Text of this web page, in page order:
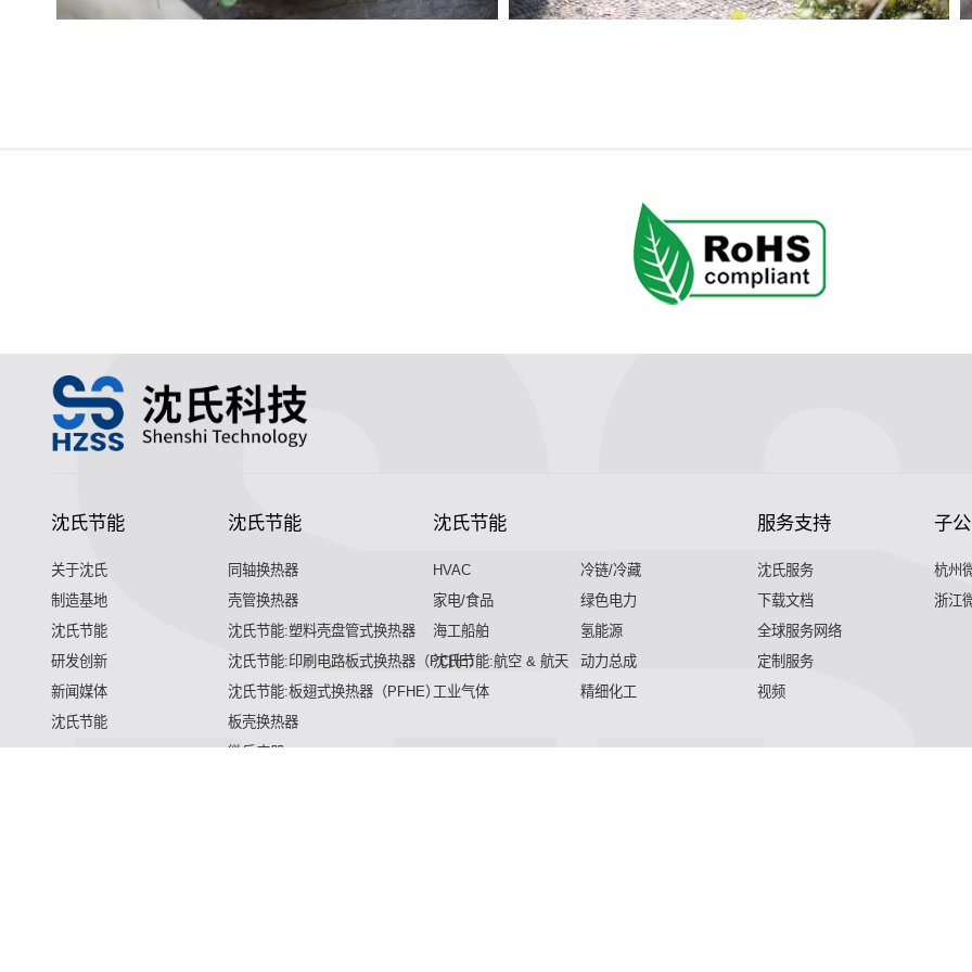
沈氏节能
关于沈氏
制造基地
沈氏节能
研发创新
新闻媒体
沈氏节能
沈氏节能
同轴换热器
壳管换热器
沈氏节能:塑料壳盘管式换热器
沈氏节能:印刷电路板式换热器（PCHE）
沈氏节能:板翅式换热器（PFHE）
板壳换热器
微反应器
沈氏节能
HVAC
冷链/冷藏
家电/食品
绿色电力
海工船舶
氢能源
沈氏节能:航空 & 航天
动力总成
工业气体
精细化工
服务支持
沈氏服务
下载文档
全球服务网络
定制服务
视频
子
杭州
浙江